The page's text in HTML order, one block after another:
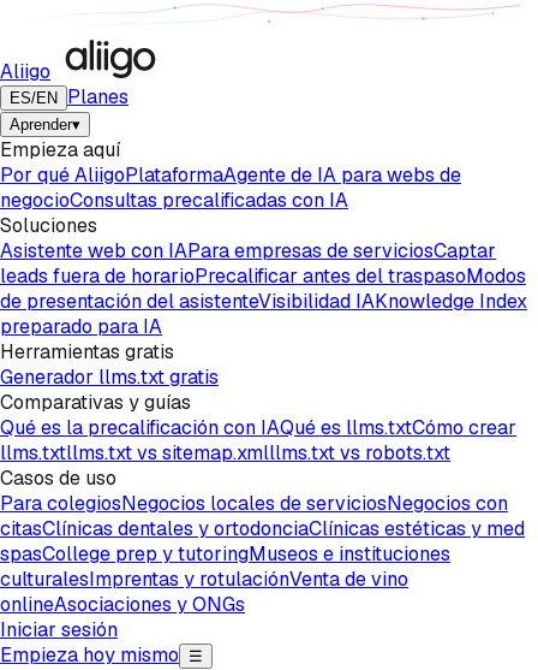
Aliigo
ES/EN Planes
Aprender▾
Empieza aquí
Por qué AliigoPlataformaAgente de IA para webs de
negocioConsultas precalificadas con IA
Soluciones
Asistente web con IAPara empresas de serviciosCaptar
leads fuera de horarioPrecalificar antes del traspasoModos
de presentación del asistenteVisibilidad IAKnowledge Index
preparado para IA
Herramientas gratis
Generador llms.txt gratis
Comparativas y guías
Qué es la precalificación con IAQué es llms.txtCómo crear
llms.txtllms.txt vs sitemap.xmlllms.txt vs robots.txt
Casos de uso
Para colegiosNegocios locales de serviciosNegocios con
citasClínicas dentales y ortodonciaClínicas estéticas y med
spasCollege prep y tutoringMuseos e instituciones
culturalesImprentas y rotulaciónVenta de vino
onlineAsociaciones y ONGs
Iniciar sesión
Empieza hoy mismo
☰